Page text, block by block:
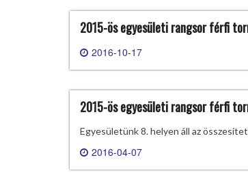
2015-ös egyesületi rangsor férfi
2016-10-17
2015-ös egyesületi rangsor férfi
Egyesületünk 8. helyen áll az
2016-04-07